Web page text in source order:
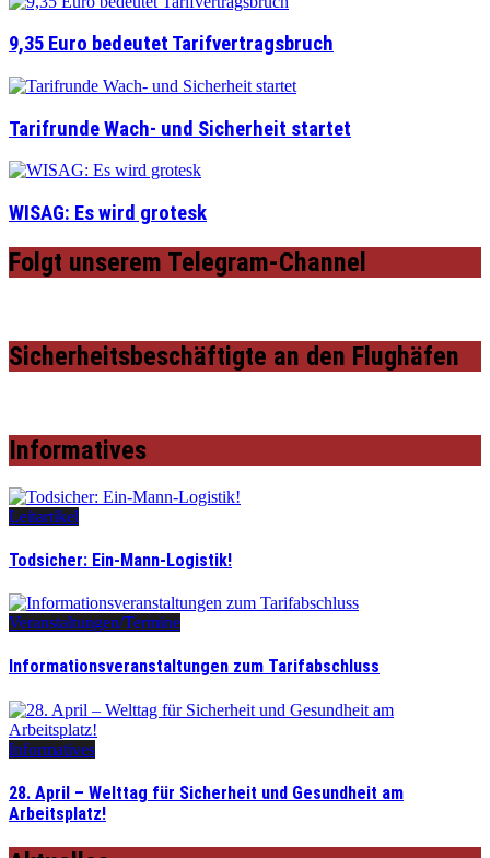
9,35 Euro bedeutet Tarifvertragsbruch
Tarifrunde Wach- und Sicherheit startet
WISAG: Es wird grotesk
Folgt unserem Telegram-Channel
Sicherheitsbeschäftigte an den Flughäfen
Informatives
Leitartikel
Todsicher: Ein-Mann-Logistik!
Veranstaltungen/Termine
Informationsveranstaltungen zum Tarifabschluss
Informatives
28. April – Welttag für Sicherheit und Gesundheit am
Arbeitsplatz!